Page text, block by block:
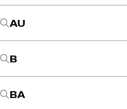
AU
B
BA